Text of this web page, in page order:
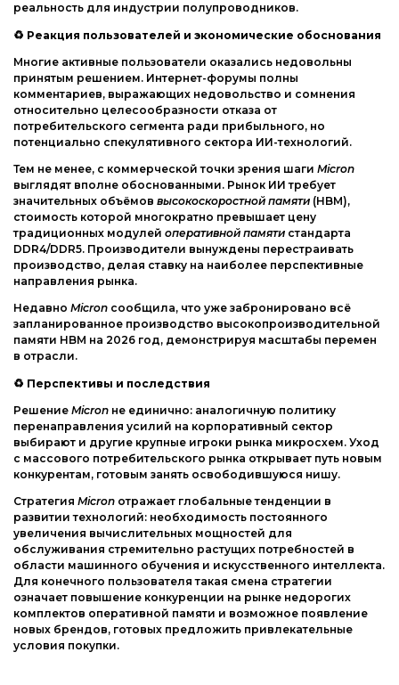
реальность для индустрии полупроводников.
♻ Реакция пользователей и экономические обоснования
Многие активные пользователи оказались недовольны
принятым решением. Интернет-форумы полны
комментариев, выражающих недовольство и сомнения
относительно целесообразности отказа от
потребительского сегмента ради прибыльного, но
потенциально спекулятивного сектора ИИ-технологий.
Тем не менее, с коммерческой точки зрения шаги Micron
выглядят вполне обоснованными. Рынок ИИ требует
значительных объёмов высокоскоростной памяти (HBM),
стоимость которой многократно превышает цену
традиционных модулей оперативной памяти стандарта
DDR4/DDR5. Производители вынуждены перестраивать
производство, делая ставку на наиболее перспективные
направления рынка.
Недавно Micron сообщила, что уже забронировано всё
запланированное производство высокопроизводительной
памяти HBM на 2026 год, демонстрируя масштабы перемен
в отрасли.
♻ Перспективы и последствия
Решение Micron не единично: аналогичную политику
перенаправления усилий на корпоративный сектор
выбирают и другие крупные игроки рынка микросхем. Уход
с массового потребительского рынка открывает путь новым
конкурентам, готовым занять освободившуюся нишу.
Стратегия Micron отражает глобальные тенденции в
развитии технологий: необходимость постоянного
увеличения вычислительных мощностей для
обслуживания стремительно растущих потребностей в
области машинного обучения и искусственного интеллекта.
Для конечного пользователя такая смена стратегии
означает повышение конкуренции на рынке недорогих
комплектов оперативной памяти и возможное появление
новых брендов, готовых предложить привлекательные
условия покупки.